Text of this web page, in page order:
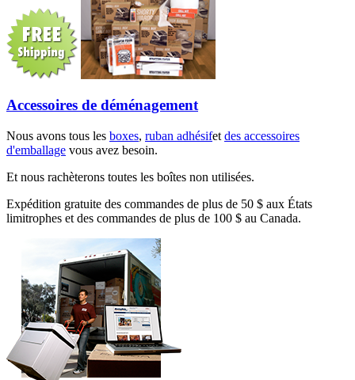
Accessoires de déménagement
Nous avons tous les boxes, ruban adhésifet des accessoires
d'emballage vous avez besoin.
Et nous rachèterons toutes les boîtes non utilisées.
Expédition gratuite des commandes de plus de 50 $ aux États
limitrophes et des commandes de plus de 100 $ au Canada.